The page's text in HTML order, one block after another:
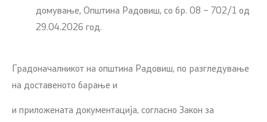
домување, Општина Радовиш, со бр. 08 – 702/1 од
29.04.2026 год.
Градоначалникот на општина Радовиш, по разгледување
на доставеното барање и
и приложената документација, согласно Закон за